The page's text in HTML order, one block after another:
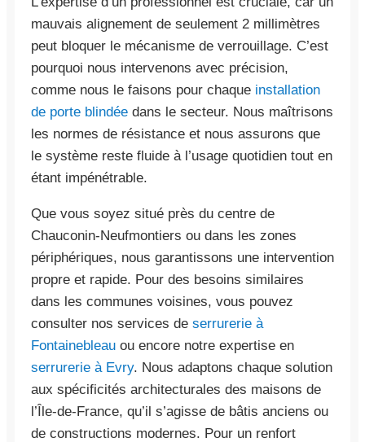
mauvais alignement de seulement 2 millimètres
peut bloquer le mécanisme de verrouillage. C’est
pourquoi nous intervenons avec précision,
comme nous le faisons pour chaque installation
de porte blindée dans le secteur. Nous maîtrisons
les normes de résistance et nous assurons que
le système reste fluide à l’usage quotidien tout en
étant impénétrable.
Que vous soyez situé près du centre de
Chauconin-Neufmontiers ou dans les zones
périphériques, nous garantissons une intervention
propre et rapide. Pour des besoins similaires
dans les communes voisines, vous pouvez
consulter nos services de serrurerie à
Fontainebleau ou encore notre expertise en
serrurerie à Evry. Nous adaptons chaque solution
aux spécificités architecturales des maisons de
l’Île-de-France, qu’il s’agisse de bâtis anciens ou
de constructions modernes. Pour un renfort